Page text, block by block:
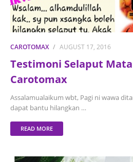
CAROTOMAX AUGUST 17, 2016
Testimoni Selaput
Carotomax
Assalamualaikum wbt, Pagi ni wawa
dapat bantu hilangkan …
READ MORE